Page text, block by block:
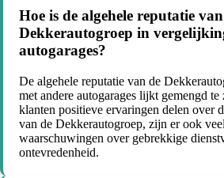
Hoe is de algehele reputatie
Dekkerautogroep in
autogarages?
De algehele reputatie van de
met andere autogarages lijkt gemengd
klanten positieve ervaringen delen over
van de Dekkerautogroep, zijn er ook
waarschuwingen over gebrekkige
ontevredenheid.